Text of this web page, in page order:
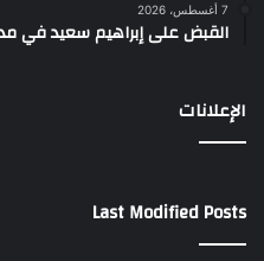
7 أغسطس، 2026
القبض على إبراهيم سعيد في
الإعلانات
Last Modified Posts